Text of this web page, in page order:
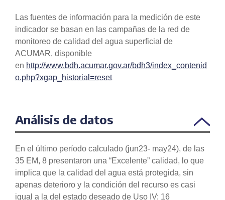
Las fuentes de información para la medición de este
indicador se basan en las campañas de la red de
monitoreo de calidad del agua superficial de
ACUMAR, disponible
en http://www.bdh.acumar.gov.ar/bdh3/index_contenid
o.php?xgap_historial=reset
Análisis de datos
En el último período calculado (jun23- may24), de las
35 EM, 8 presentaron una “Excelente” calidad, lo que
implica que la calidad del agua está protegida, sin
apenas deterioro y la condición del recurso es casi
igual a la del estado deseado de Uso IV; 16